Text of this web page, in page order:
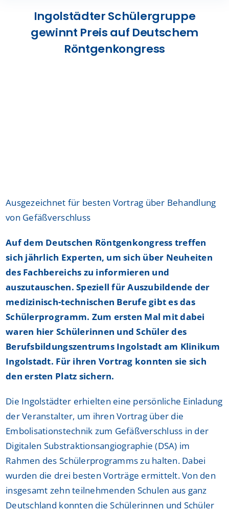
PresseIngolstädter Schülergruppe
gewinnt Preis auf Deutschem
Röntgenkongress
Ausgezeichnet für besten Vortrag über Behandlung
von Gefäßverschluss
Auf dem Deutschen Röntgenkongress treffen
sich jährlich Experten, um sich über Neuheiten
des Fachbereichs zu informieren und
auszutauschen. Speziell für Auszubildende der
medizinisch-technischen Berufe gibt es das
Schülerprogramm. Zum ersten Mal mit dabei
waren hier Schülerinnen und Schüler des
Berufsbildungszentrums Ingolstadt am Klinikum
Ingolstadt. Für ihren Vortrag konnten sie sich
den ersten Platz sichern.
Die Ingolstädter erhielten eine persönliche Einladung
der Veranstalter, um ihren Vortrag über die
Embolisationstechnik zum Gefäßverschluss in der
Digitalen Substraktionsangiographie (DSA) im
Rahmen des Schülerprogramms zu halten. Dabei
wurden die drei besten Vorträge ermittelt. Von den
insgesamt zehn teilnehmenden Schulen aus ganz
Deutschland konnten die Schülerinnen und Schüler